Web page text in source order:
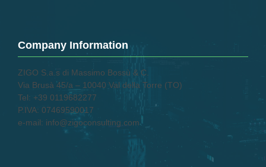
Company Information
ZIGO S.a.s di Massimo Bossù & C.
Via Brusà 45/a – 10040 Val della Torre (TO)
Tel: +39 0119682277
P.IVA: 07469590017
e-mail: info@zigoconsulting.com